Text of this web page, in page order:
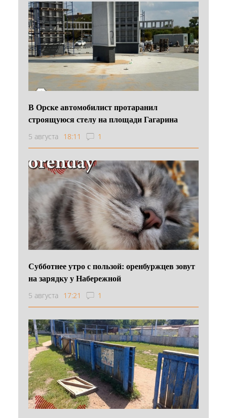
В Орске автомобилист протаранил
строящуюся стелу на площади Гагарина
5 августа 18:11 1
Субботнее утро с пользой: оренбуржцев зовут
на зарядку у Набережной
5 августа 17:21 1